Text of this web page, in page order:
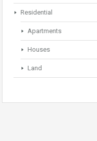
Residential
Apartments
Houses
Land